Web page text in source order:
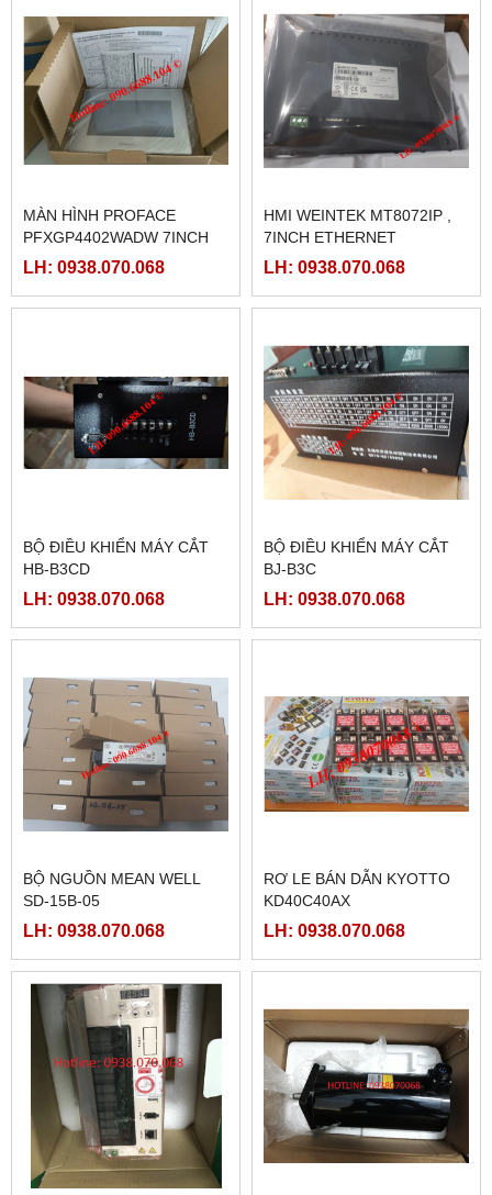
MÀN HÌNH PROFACE
PFXGP4402WADW 7INCH
LH: 0938.070.068
HMI WEINTEK MT8072IP ,
7INCH ETHERNET
LH: 0938.070.068
BỘ ĐIỀU KHIỂN MÁY CẮT
HB-B3CD
LH: 0938.070.068
BỘ ĐIỀU KHIỂN MÁY CẮT
BJ-B3C
LH: 0938.070.068
BỘ NGUỒN MEAN WELL
SD-15B-05
LH: 0938.070.068
RƠ LE BÁN DẪN KYOTTO
KD40C40AX
LH: 0938.070.068